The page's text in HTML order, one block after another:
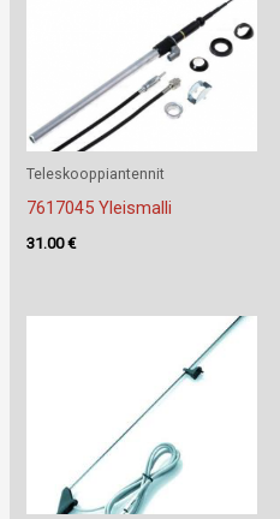
Teleskooppiantennit
7617045 Yleismalli
31.00€